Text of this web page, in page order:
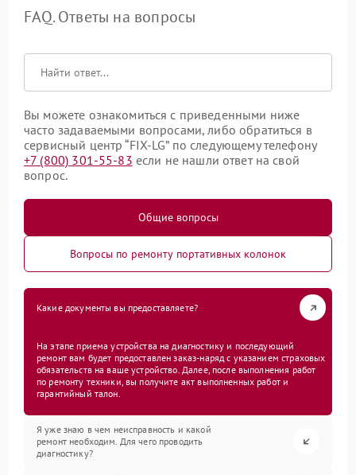
FAQ. Ответы на вопросы
Вы можете ознакомиться с приведенными ниже
часто задаваемыми вопросами, либо обратиться в
сервисный центр “FIX-LG” по следующему телефону
+7 (800) 301-55-83 если не нашли ответ на свой
вопрос.
Общие вопросы
Вопросы по ремонту портативных колонок
Какие документы вы предоставляете?
На этапе приема устройства на диагностику и последующий
ремонт вам будет предоставлен заказ-наряд с указанием страховых
обязательств на ваше устройство. Далее, после выполнения работ
по ремонту техники, вы получите акт выполненных работ и
гарантийный талон.
Я уже знаю в чем неисправность и какой
ремонт необходим. Для чего проводить
диагностику?